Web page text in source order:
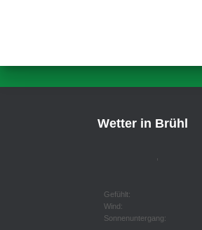
Wetter in Brühl
Gefühlt:
Wind:
Sonnenuntergang: